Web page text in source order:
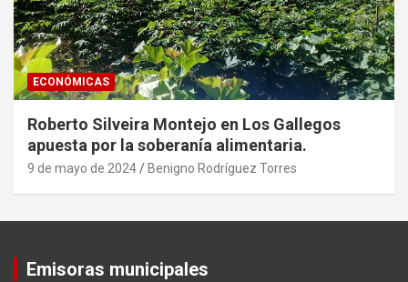
ECONÓMICAS
Roberto Silveira Montejo en Los Gallegos
apuesta por la soberanía alimentaria.
9 de mayo de 2024 Benigno Rodríguez Torres
Emisoras municipales